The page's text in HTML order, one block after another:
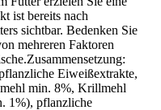
ist bereits nach
sichtbar. Bedenken Sie
mehreren Faktoren
Eiweißextrakte,
min. 8%, Krillmehl
1%), pflanzliche